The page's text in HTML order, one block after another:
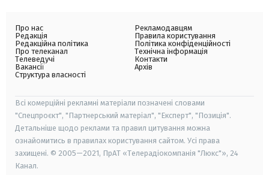
Про нас
Редакція
Редакційна політика
Про телеканал
Телеведучі
Вакансії
Структура власності
Рекламодавцям
Правила користування
Політика конфіденційності
Технічна інформація
Контакти
Архів
Всі комерційні рекламні матеріали позначені словами
"Спецпроєкт", "Партнерський матеріал", "Експерт", "Позиція".
Детальніше щодо реклами та правил цитування можна
ознайомитись в правилах користування сайтом. Усі права
захищені. © 2005—2021, ПрАТ «Телерадіокомпанія "Люкс"», 24
Канал.